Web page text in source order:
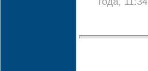
года, 11:34